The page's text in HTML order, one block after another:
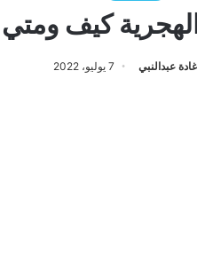
كيف ومتي
غادة عبدالنبي 7 يوليو، 2022